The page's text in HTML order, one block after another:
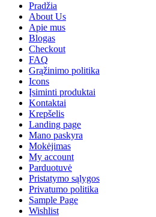
Pradžia
About Us
Apie mus
Blogas
Checkout
FAQ
Grąžinimo politika
Icons
Įsiminti produktai
Kontaktai
Krepšelis
Landing page
Mano paskyra
Mokėjimas
My account
Parduotuvė
Pristatymo sąlygos
Privatumo politika
Sample Page
Wishlist